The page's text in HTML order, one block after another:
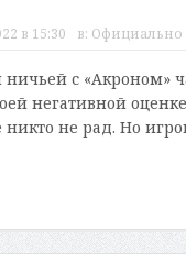
в 15:30 в: Официально
с «Акроном»
негативной
никто не рад. Но